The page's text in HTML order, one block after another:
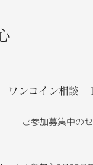
ワンコイン相談
ご参加募集中の